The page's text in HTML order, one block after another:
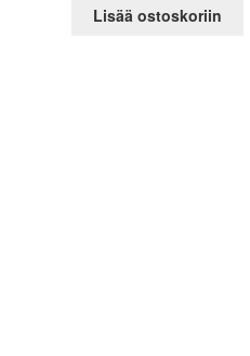
Lisää ostoskoriin